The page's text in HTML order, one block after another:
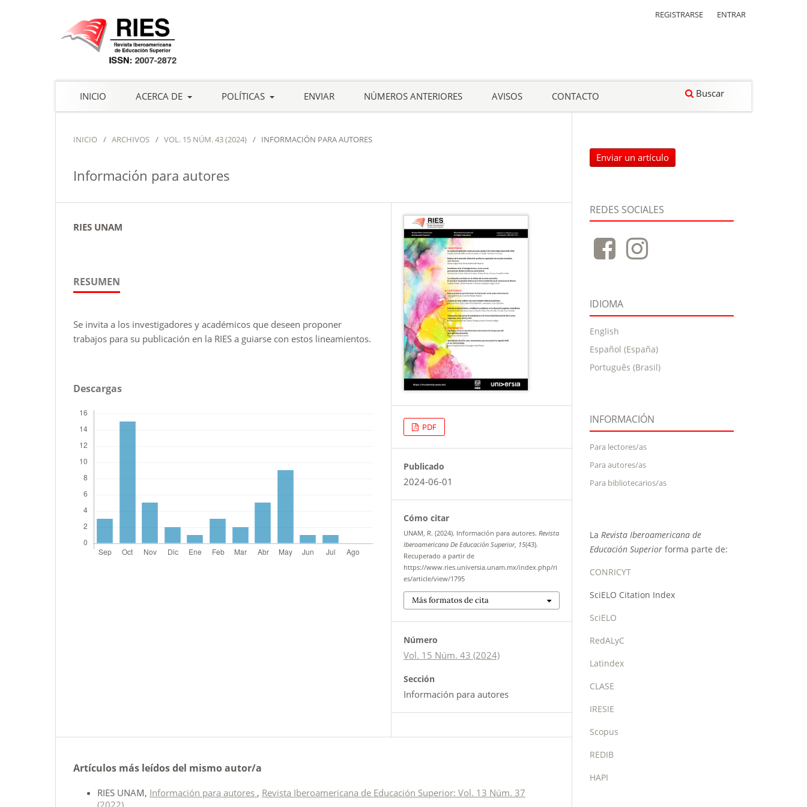
INICIO ACERCA DE POLÍTICAS ENVIAR NÚMEROS ANTERIORES AVISOS CONTACTO Buscar
REGISTRARSE ENTRAR
INICIO / ARCHIVOS / VOL. 15 NÚM. 43 (2024) / INFORMACIÓN PARA AUTORES
Información para autores
RIES UNAM
RESUMEN
Se invita a los investigadores y académicos que deseen proponer
trabajos para su publicación en la RIES a guiarse con estos lineamientos.
Descargas
PDF
Publicado
2024-06-01
Cómo citar
UNAM, R. (2024). Información para autores.Revista
Iberoamericana De Educación Superior, 15(43).
Recuperado a partir de
https://www.ries.universia.unam.mx/index.php/ri
es/article/view/1795
Más formatos de cita
Número
Vol. 15 Núm. 43 (2024)
Sección
Información para autores
Artículos más leídos del mismo autor/a
RIES UNAM, Información para autores , Revista Iberoamericana de Educación Superior: Vol. 13 Núm. 37
(2022)
Enviar un artículo
REDES SOCIALES
IDIOMA
English
Español (España)
Português (Brasil)
INFORMACIÓN
Para lectores/as
Para autores/as
Para bibliotecarios/as
La Revista Iberoamericana de
Educación Superior forma parte de:
CONRICYT
SciELO Citation Index
SciELO
RedALyC
Latindex
CLASE
IRESIE
Scopus
REDIB
HAPI